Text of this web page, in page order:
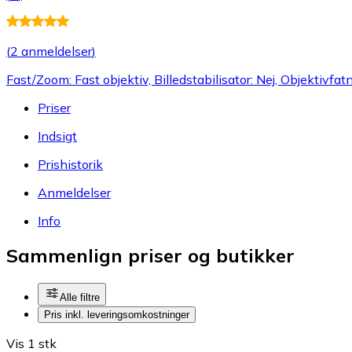
(2 anmeldelser)
Fast/Zoom: Fast objektiv, Billedstabilisator: Nej,
Priser
Indsigt
Prishistorik
Anmeldelser
Info
Sammenlign priser og butikker
Alle filtre
Pris inkl. leveringsomkostninger
Vis 1 stk